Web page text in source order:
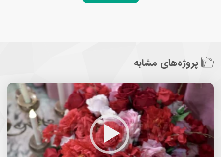
پروژه‌های مشابه